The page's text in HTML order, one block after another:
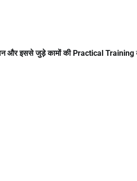
और इससे जुड़े कामों की Practical Training